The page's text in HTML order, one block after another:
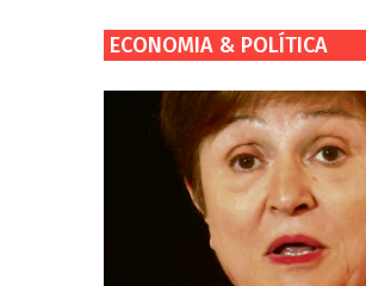
ECONOMIA & POLÍTICA